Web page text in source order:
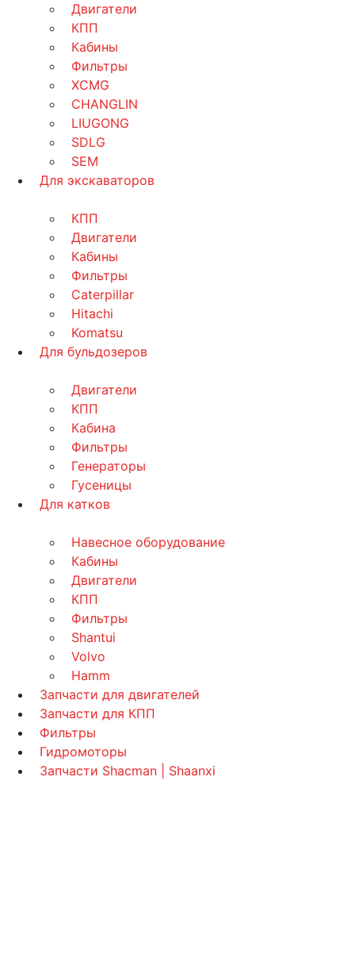
Двигатели
КПП
Кабины
Фильтры
XCMG
CHANGLIN
LIUGONG
SDLG
SEM
Для экскаваторов
КПП
Двигатели
Кабины
Фильтры
Caterpillar
Hitachi
Komatsu
Для бульдозеров
Двигатели
КПП
Кабина
Фильтры
Генераторы
Гусеницы
Для катков
Навесное оборудование
Кабины
Двигатели
КПП
Фильтры
Shantui
Volvo
Hamm
Запчасти для двигателей
Запчасти для КПП
Фильтры
Гидромоторы
Запчасти Shacman | Shaanxi